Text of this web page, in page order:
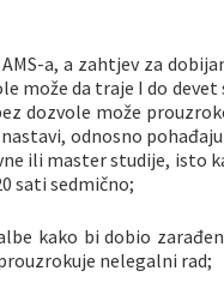
a, a zahtjev za
može da traje I do devet
dozvole može
odnosno
ili master studije, isto
sati sedmično;
kako bi dobio
nelegalni rad;